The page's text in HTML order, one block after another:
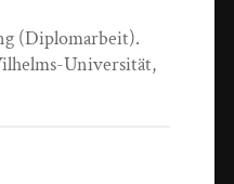
(Diplomarbeit).
Universität,